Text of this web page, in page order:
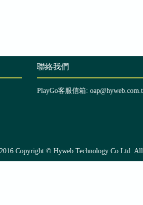
聯絡我們
PlayGo客服信箱:
Copyright © Hyweb Technology Co Ltd. All